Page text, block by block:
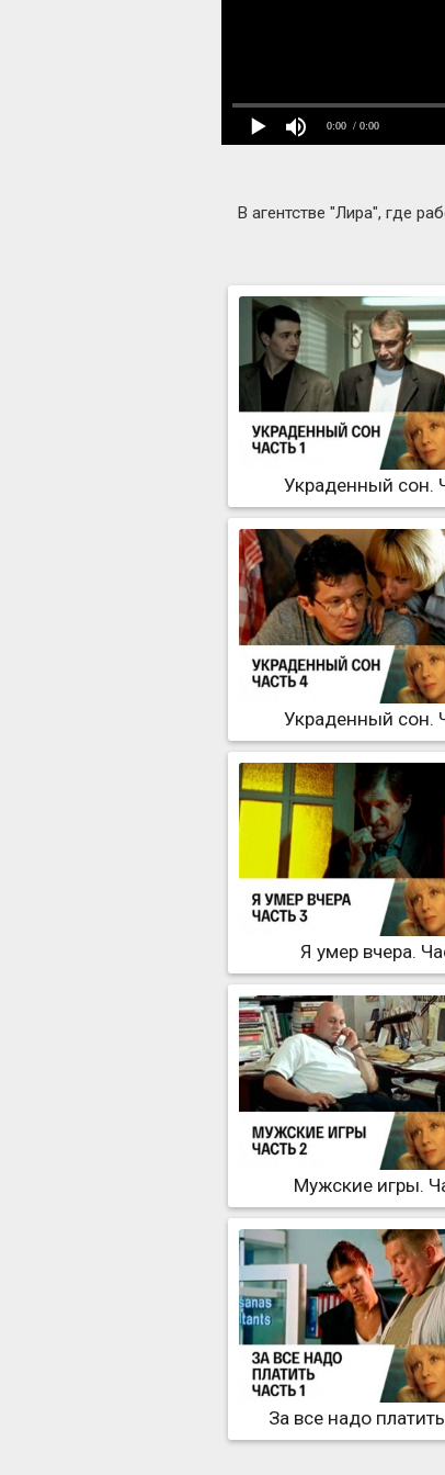
0:00 / 0:00
В агентстве "Лира", где
Украденный сон.
Украденный сон.
Я умер вчера.
Мужские игры.
За все надо